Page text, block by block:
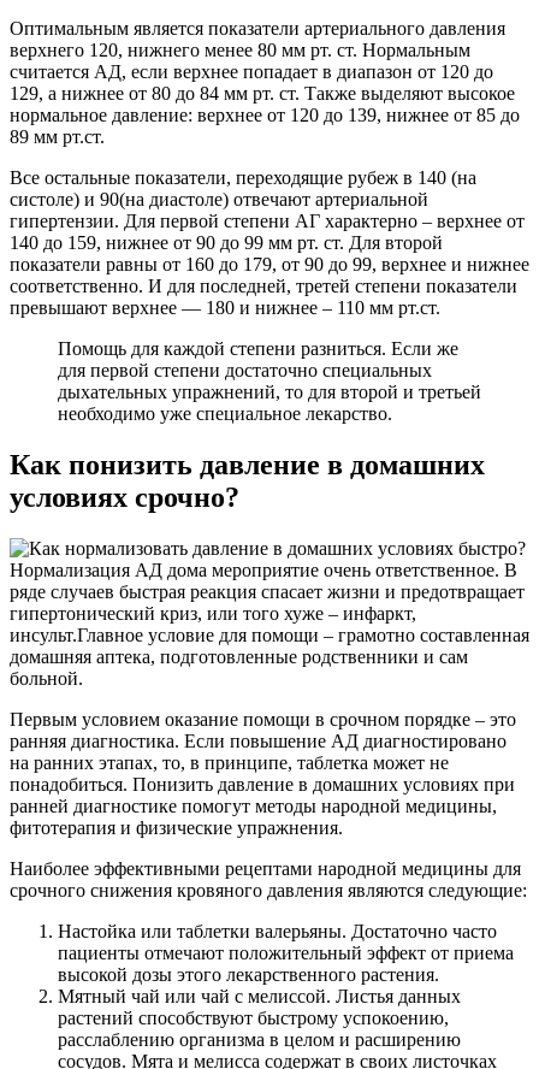
Оптимальным является показатели артериального давления
верхнего 120, нижнего менее 80 мм рт. ст. Нормальным
считается АД, если верхнее попадает в диапазон от 120 до
129, а нижнее от 80 до 84 мм рт. ст. Также выделяют высокое
нормальное давление: верхнее от 120 до 139, нижнее от 85 до
89 мм рт.ст.
Все остальные показатели, переходящие рубеж в 140 (на
систоле) и 90(на диастоле) отвечают артериальной
гипертензии. Для первой степени АГ характерно – верхнее от
140 до 159, нижнее от 90 до 99 мм рт. ст. Для второй
показатели равны от 160 до 179, от 90 до 99, верхнее и нижнее
соответственно. И для последней, третей степени показатели
превышают верхнее — 180 и нижнее – 110 мм рт.ст.
Помощь для каждой степени разниться. Если же
для первой степени достаточно специальных
дыхательных упражнений, то для второй и третьей
необходимо уже специальное лекарство.
Как понизить давление в домашних
условиях срочно?
Нормализация АД дома мероприятие очень ответственное. В
ряде случаев быстрая реакция спасает жизни и предотвращает
гипертонический криз, или того хуже – инфаркт,
инсульт.Главное условие для помощи – грамотно составленная
домашняя аптека, подготовленные родственники и сам
больной.
Первым условием оказание помощи в срочном порядке – это
ранняя диагностика. Если повышение АД диагностировано
на ранних этапах, то, в принципе, таблетка может не
понадобиться. Понизить давление в домашних условиях при
ранней диагностике помогут методы народной медицины,
фитотерапия и физические упражнения.
Наиболее эффективными рецептами народной медицины для
срочного снижения кровяного давления являются следующие:
Настойка или таблетки валерьяны. Достаточно часто
пациенты отмечают положительный эффект от приема
высокой дозы этого лекарственного растения.
Мятный чай или чай с мелиссой. Листья данных
растений способствуют быстрому успокоению,
расслаблению организма в целом и расширению
сосудов. Мята и мелисса содержат в своих листочках